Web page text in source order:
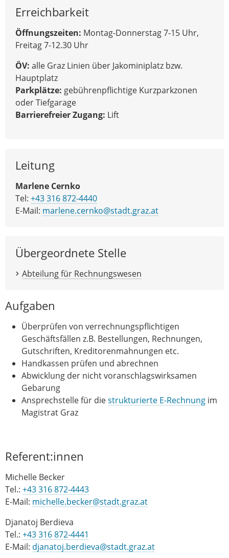
Erreichbarkeit
Öffnungszeiten: Montag-Donnerstag 7-15 Uhr,
Freitag 7-12.30 Uhr
ÖV: alle Graz Linien über Jakominiplatz bzw.
Hauptplatz
Parkplätze: gebührenpflichtige Kurzparkzonen
oder Tiefgarage
Barrierefreier Zugang: Lift
Leitung
Marlene Cernko
Tel: +43 316 872-4440
E-Mail: marlene.cernko@stadt.graz.at
Übergeordnete Stelle
Abteilung für Rechnungswesen
Aufgaben
Überprüfen von verrechnungspflichtigen
Geschäftsfällen z.B. Bestellungen, Rechnungen,
Gutschriften, Kreditorenmahnungen etc.
Handkassen prüfen und abrechnen
Abwicklung der nicht voranschlagswirksamen
Gebarung
Ansprechstelle für diestrukturierte E-Rechnung im
Magistrat Graz
Referent:innen
Michelle Becker
Tel.: +43 316 872-4443
E-Mail: michelle.becker@stadt.graz.at
Djanatoj Berdieva
Tel.: +43 316 872-4441
E-Mail: djanatoj.berdieva@stadt.graz.at